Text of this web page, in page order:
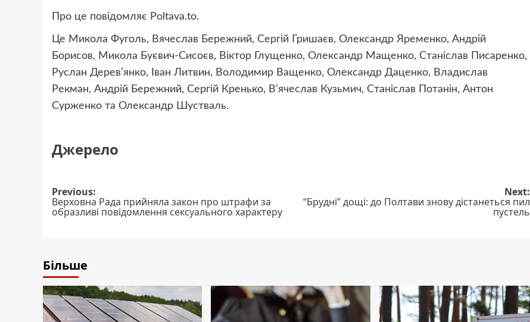
Про це повідомляє Рoltava.to.
Це Микола Фуголь, Вячеслав Бережний, Сергій Гришаєв, Олександр Яременко, Андрій
Борисов, Микола Буєвич-Сисоєв, Віктор Глущенко, Олександр Мащенко, Станіслав Писаренко,
Руслан Дерев’янко, Іван Литвин, Володимир Ващенко, Олександр Даценко, Владислав
Рекман, Андрій Бережний, Сергій Кренько, В’ячеслав Кузьмич, Станіслав Потанін, Антон
Сурженко та Олександр Шустваль.
Джерело
Post
navigation
Previous:
Верховна Рада прийняла закон про штрафи за
образливі повідомлення сексуального характеру
Next:
“Брудні” дощі: до Полтави знову дістанеться пил
пустель
Більше